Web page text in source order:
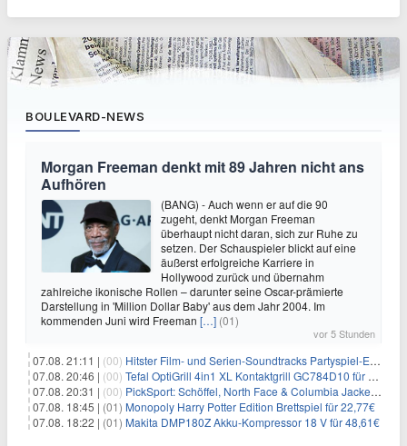
BOULEVARD-NEWS
Morgan Freeman denkt mit 89 Jahren nicht ans
Aufhören
(BANG) - Auch wenn er auf die 90
zugeht, denkt Morgan Freeman
überhaupt nicht daran, sich zur Ruhe zu
setzen. Der Schauspieler blickt auf eine
äußerst erfolgreiche Karriere in
Hollywood zurück und übernahm
zahlreiche ikonische Rollen – darunter seine Oscar-prämierte
Darstellung in 'Million Dollar Baby' aus dem Jahr 2004. Im
kommenden Juni wird Freeman […] (01)
vor 5 Stunden
07.08. 21:11 | (00) Hitster Film- und Serien-Soundtracks Partyspiel-Erweiterung für 6,99€
07.08. 20:46 | (00) Tefal OptiGrill 4in1 XL Kontaktgrill GC784D10 für 239,99€
07.08. 20:31 | (00) PickSport: Schöffel, North Face & Columbia Jacken ab 39,60€
07.08. 18:45 | (01) Monopoly Harry Potter Edition Brettspiel für 22,77€
07.08. 18:22 | (01) Makita DMP180Z Akku-Kompressor 18 V für 48,61€